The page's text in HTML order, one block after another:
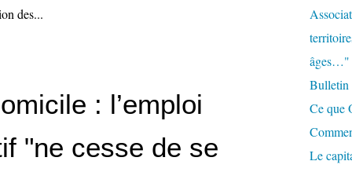
des...
: l’emploi
"ne cesse de se
âges…"
Bulletin
Ce que
Le